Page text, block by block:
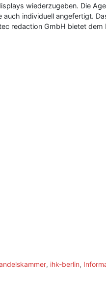
wiederzugeben. Die
individuell angefertigt.
redaction GmbH bietet
, ihk-berlin,